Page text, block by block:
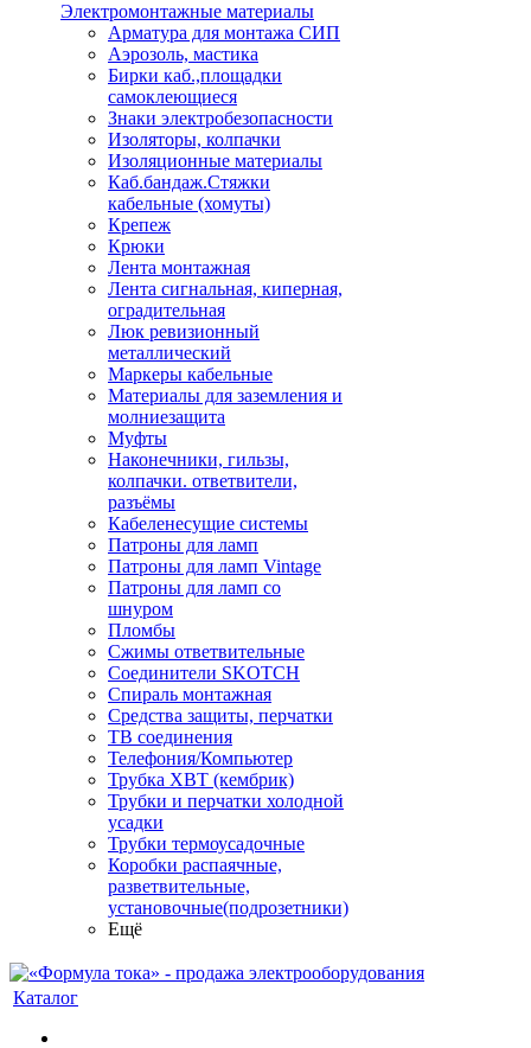
Электромонтажные материалы
Арматура для монтажа СИП
Аэрозоль, мастика
Бирки каб.,площадки
самоклеющиеся
Знаки электробезопасности
Изоляторы, колпачки
Изоляционные материалы
Каб.бандаж.Стяжки
кабельные (хомуты)
Крепеж
Крюки
Лента монтажная
Лента сигнальная, киперная,
оградительная
Люк ревизионный
металлический
Маркеры кабельные
Материалы для заземления и
молниезащита
Муфты
Наконечники, гильзы,
колпачки. ответвители,
разъёмы
Кабеленесущие системы
Патроны для ламп
Патроны для ламп Vintage
Патроны для ламп со
шнуром
Пломбы
Сжимы ответвительные
Соединители SKOTCH
Спираль монтажная
Средства защиты, перчатки
ТВ соединения
Телефония/Компьютер
Трубка ХВТ (кембрик)
Трубки и перчатки холодной
усадки
Трубки термоусадочные
Коробки распаячные,
разветвительные,
установочные(подрозетники)
Ещё
Каталог